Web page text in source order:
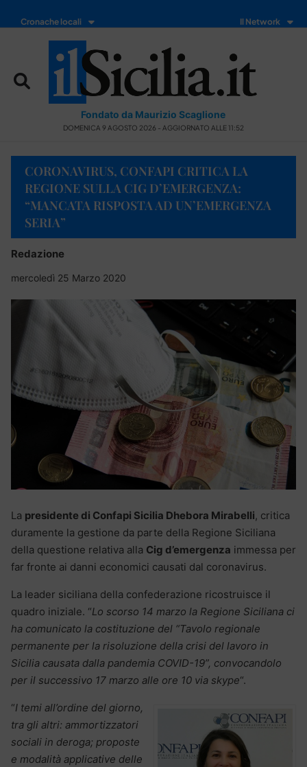
Cronache locali Il Network
Fondato da Maurizio Scaglione
DOMENICA 9 AGOSTO 2026 - AGGIORNATO ALLE 11:52
CORONAVIRUS, CONFAPI CRITICA LA
REGIONE SULLA CIG D’EMERGENZA:
“MANCATA RISPOSTA AD UN’EMERGENZA
SERIA”
Redazione
mercoledì 25 Marzo 2020
La presidente di Confapi Sicilia Dhebora Mirabelli, critica
duramente la gestione da parte della Regione Siciliana
della questione relativa alla Cig d’emergenza immessa per
far fronte ai danni economici causati dal coronavirus.
La leader siciliana della confederazione ricostruisce il
quadro iniziale. “Lo scorso 14 marzo la Regione Siciliana ci
ha comunicato la costituzione del “Tavolo regionale
permanente per la risoluzione della crisi del lavoro in
Sicilia causata dalla pandemia COVID-19”, convocandolo
per il successivo 17 marzo alle ore 10 via skype“.
“I temi all’ordine del giorno,
tra gli altri: ammortizzatori
sociali in deroga; proposte
e modalità applicative delle